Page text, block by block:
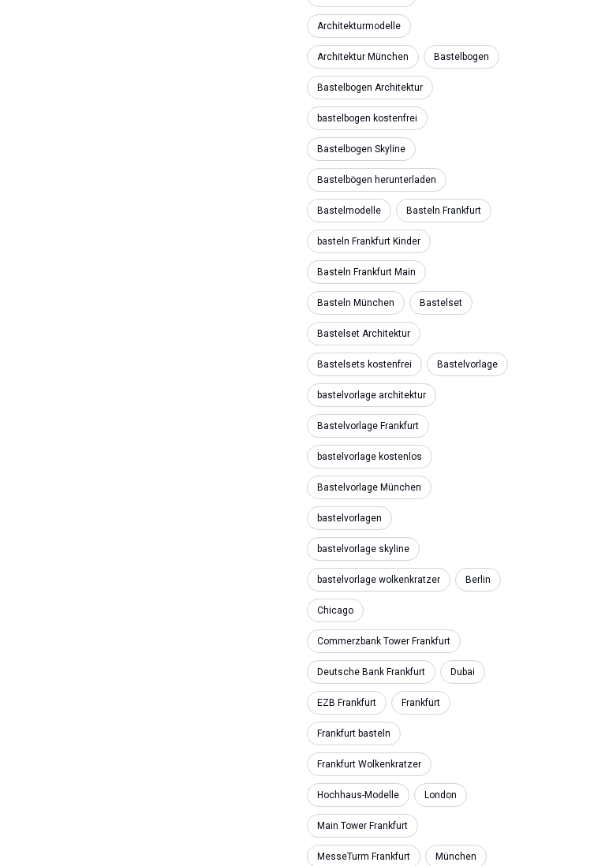
Architekturmodelle
Architektur München Bastelbogen
Bastelbogen Architektur
bastelbogen kostenfrei
Bastelbogen Skyline
Bastelbögen herunterladen
Bastelmodelle Basteln Frankfurt
basteln Frankfurt Kinder
Basteln Frankfurt Main
Basteln München Bastelset
Bastelset Architektur
Bastelsets kostenfrei Bastelvorlage
bastelvorlage architektur
Bastelvorlage Frankfurt
bastelvorlage kostenlos
Bastelvorlage München
bastelvorlagen
bastelvorlage skyline
bastelvorlage wolkenkratzer Berlin
Chicago
Commerzbank Tower Frankfurt
Deutsche Bank Frankfurt Dubai
EZB Frankfurt Frankfurt
Frankfurt basteln
Frankfurt Wolkenkratzer
Hochhaus-Modelle London
Main Tower Frankfurt
MesseTurm Frankfurt München